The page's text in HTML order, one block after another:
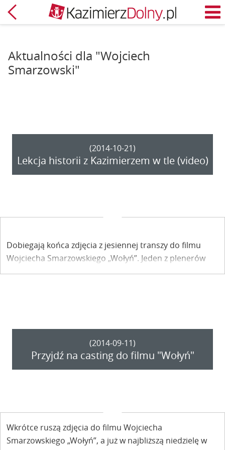
Powrót
Aktualności dla "Wojciech
Smarzowski"
(2014-10-21)
Lekcja historii z Kazimierzem w tle (video)
Dobiegają końca zdjęcia z jesiennej transzy do filmu
Wojciecha Smarzowskiego „Wołyń”. Jeden z plenerów
urządzono także w Kazimierzu Dolnym.
(2014-09-11)
Przyjdź na casting do filmu "Wołyń"
Wkrótce ruszą zdjęcia do filmu Wojciecha
Smarzowskiego „Wołyń”, a już w najbliższą niedzielę w